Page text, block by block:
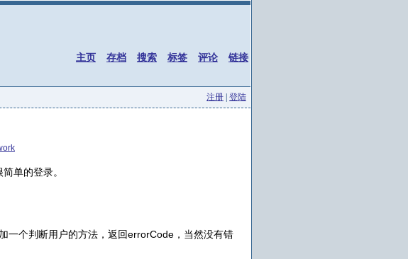
主页 存档 搜索 标签 评论 链接
注册 登陆
单的登录。
一个判断用户的方法，返回errorCode，当然没有错